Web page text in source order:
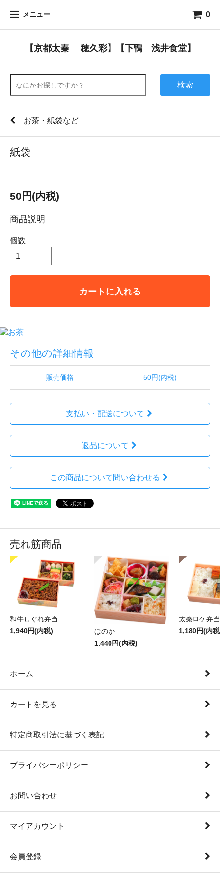
メニュー 0
【京都太秦 穂久彩】【下鴨 浅井食堂】
検索
お茶・紙袋など
紙袋
50円(内税)
商品説明
個数
カートに入れる
その他の詳細情報
販売価格 50円(内税)
支払い・配送について
返品について
この商品について問い合わせる
売れ筋商品
和牛しぐれ弁当
1,940円(内税)
ほのか
1,440円(内税)
太秦ロケ弁当
1,180円(内
ホーム
カートを見る
特定商取引法に基づく表記
プライバシーポリシー
お問い合わせ
マイアカウント
会員登録